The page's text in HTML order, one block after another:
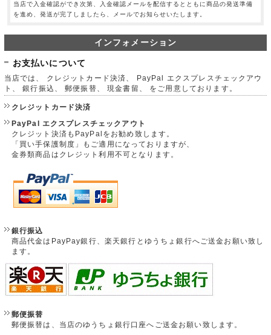
当店で入金確認ができ次第、入金確認メールを配信するとともに商品の発送準備
を進め、発送が完了しましたら、メールでお知らせいたします。
インフォメーション
お支払いについて
当店では、 クレジットカード決済、 PayPal エクスプレスチェックアウ
ト、 銀行振込、 郵便振替、 現金書留、 をご用意しております。
クレジットカード決済
PayPal エクスプレスチェックアウト
クレジット決済もPayPalをお勧め致します。
「買い手保護制度」もご適用になっておりますが、
金券類商品はクレジット利用不可となります。
銀行振込
商品代金はPayPay銀行、楽天銀行とゆうちょ銀行へご送金お願い致し
ます。
郵便振替
郵便振替は、当店のゆうちょ銀行口座へご送金お願い致します。